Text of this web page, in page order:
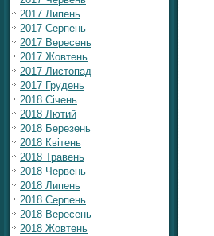
2017 Липень
2017 Серпень
2017 Вересень
2017 Жовтень
2017 Листопад
2017 Грудень
2018 Січень
2018 Лютий
2018 Березень
2018 Квітень
2018 Травень
2018 Червень
2018 Липень
2018 Серпень
2018 Вересень
2018 Жовтень